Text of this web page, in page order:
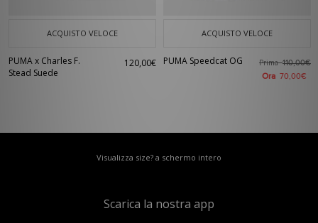
ACQUISTO VELOCE
PUMA x Charles F.
Stead Suede
120,00€
ACQUISTO VELOCE
PUMA Speedcat OG Prima110,00€
Ora 70,00€
Visualizza size? a schermo intero
Scarica la nostra app